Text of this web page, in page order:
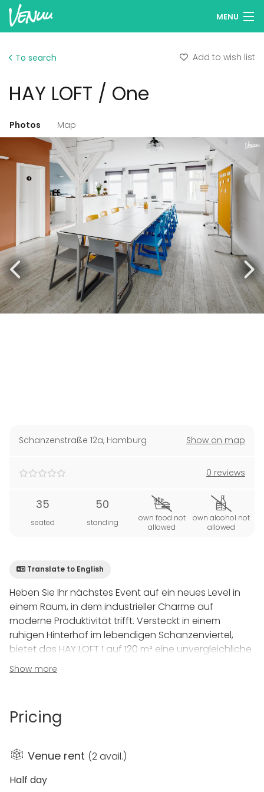
MENU
Log in
Add your venue
To search Add to wish list
HAY LOFT / One
Photos Map
Schanzenstraße 12a, Hamburg Show on map
0 reviews
35
seated
50
standing
own food not
allowed
own alcohol not
allowed
Translate to English
Heben Sie Ihr nächstes Event auf ein neues Level in
einem Raum, in dem industrieller Charme auf
moderne Produktivität trifft. Versteckt in einem
ruhigen Hinterhof im lebendigen Schanzenviertel,
bietet das HAY LOFT 1 auf 120 m² eine unvergleichliche
Loft-Atmosphäre, die zum Querdenken einlädt. Ob für
einen intensiven Workshop, ein kreatives
inspirierende Ambiente mit Wohlfühlgarantie, das aus
Auf zwei durchdacht gestalteten Ebenen bietet die
Location maximale Flexibilität für bis zu 35 Personen.
Show more
Pricing
Venue rent (2 avail.)
Half day